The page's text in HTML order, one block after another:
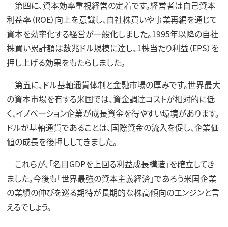
第四に、資本効率重視経営の定着です。経営者は自己資本
利益率（ROE）向上を意識し、自社株買いや事業再編を通じて
資本を効率化する経営が一般化しました。1995年以降の自社
株買い累計額は数兆ドル規模に達し、1株当たり利益（EPS）を
押し上げる効果をもたらしました。
第五に、ドル基軸通貨体制と金融市場の厚みです。世界最大
の資本市場を有する米国では、資金調達コストが相対的に低
く、イノベーション企業が成長資金を得やすい環境があります。
ドルが基軸通貨であることは、国際資金の流入を促し、企業価
値の成長を後押ししてきました。
これらが、「名目GDPを上回る利益成長構造」を確立してき
ました。今後も「世界最強の資本主義経済」であろう米国企業
の業績の伸びを巡る期待が長期的な株高傾向のエンジンと言
えるでしょう。